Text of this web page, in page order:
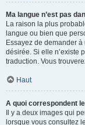
Ma langue n’est pas
La raison la plus
langue ou bien que
Essayez de demander
désirée. Si elle n’existe
traduction. Vous
Haut
A quoi correspondent
Il y a deux images qui
lorsque vous consultez